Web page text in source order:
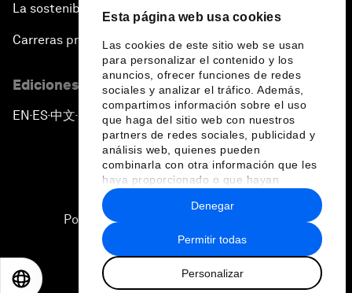
Esta página web usa cookies
Las cookies de este sitio web se usan
para personalizar el contenido y los
anuncios, ofrecer funciones de redes
sociales y analizar el tráfico. Además,
compartimos información sobre el uso
que haga del sitio web con nuestros
partners de redes sociales, publicidad y
análisis web, quienes pueden
combinarla con otra información que les
haya proporcionado o que hayan
recopilado a partir del uso que haya
hecho de sus servicios.
Permitir todas
Personalizar
Denegar
La sostenibilidad en el Foro
Carreras profesionales
Ediciones en otros idiomas
EN ▪ ES▪中文▪ 日本語
Política de privacidad y normas de uso
2026 Foro Económico Mundial